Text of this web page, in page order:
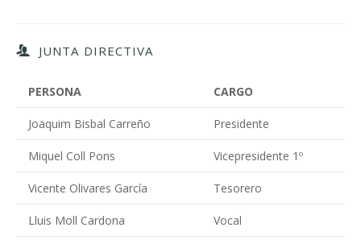
JUNTA DIRECTIVA
PERSONA CARGO
Joaquim Bisbal Carreño Presidente
Miquel Coll Pons Vicepresidente 1º
Vicente Olivares García Tesorero
Lluis Moll Cardona Vocal